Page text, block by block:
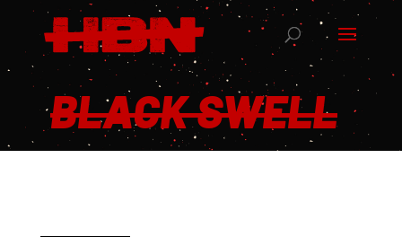
BLACK SWELL